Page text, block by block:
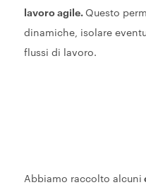
lavoro agile. Questo
dinamiche, isolare
flussi di lavoro.
Abbiamo raccolto alcuni